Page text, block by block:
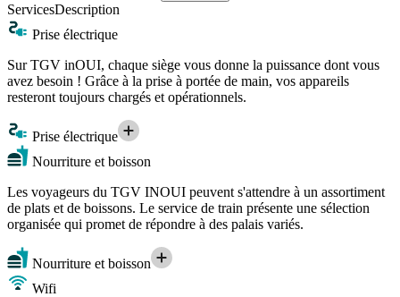
ServicesDescription
Prise électrique
Sur TGV inOUI, chaque siège vous donne la puissance dont vous
avez besoin ! Grâce à la prise à portée de main, vos appareils
resteront toujours chargés et opérationnels.
Prise électrique
Nourriture et boisson
Les voyageurs du TGV INOUI peuvent s'attendre à un assortiment
de plats et de boissons. Le service de train présente une sélection
organisée qui promet de répondre à des palais variés.
Nourriture et boisson
Wifi